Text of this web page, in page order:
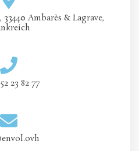
Ambarès & Lagrave,
23 82 77